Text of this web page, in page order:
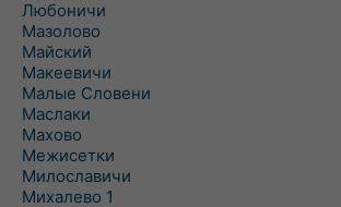
Любоничи
Мазолово
Майский
Макеевичи
Малые Словени
Маслаки
Махово
Межисетки
Милославичи
Михалево 1